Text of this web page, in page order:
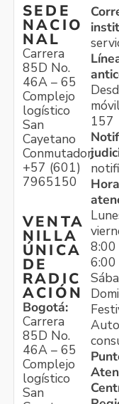
SEDE
NACIO
NAL
Carrera
85D No.
46A – 65
Complejo
logístico
San
Cayetano
Conmutador:
+57 (601)
7965150
VENTA
NILLA
ÚNICA
DE
RADIC
ACIÓN
Bogotá:
Carrera
85D No.
46A – 65
Complejo
logístico
San
157
8:00
6:00
Auto